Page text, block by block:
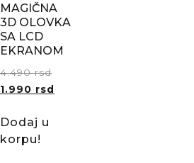
MAGIČNA
3D OLOVKA
SA LCD
EKRANOM
4.490rsd
1.990 rsd
Dodaj u
korpu!